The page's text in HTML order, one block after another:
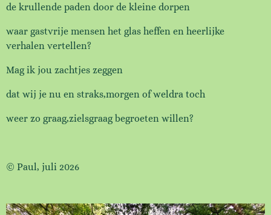
de krullende paden door de kleine dorpen
waar gastvrije mensen het glas heffen en heerlijke
verhalen vertellen?
Mag ik jou zachtjes zeggen
dat wij je nu en straks,morgen of weldra toch
weer zo graag,zielsgraag begroeten willen?
© Paul, juli 2026